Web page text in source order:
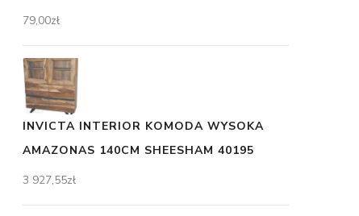
79,00zł
INVICTA INTERIOR KOMODA WYSOKA
AMAZONAS 140CM SHEESHAM 40195
3 927,55zł